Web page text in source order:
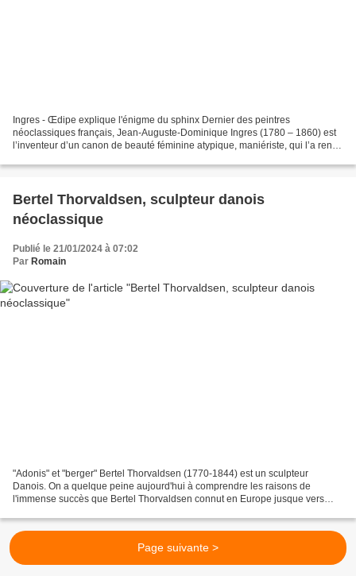
Ingres - Œdipe explique l'énigme du sphinx Dernier des peintres
néoclassiques français, Jean-Auguste-Dominique Ingres (1780 – 1860) est
l’inventeur d’un canon de beauté féminine atypique, maniériste, qui l’a rendu
Bertel Thorvaldsen, sculpteur danois
néoclassique
Publié le 21/01/2024 à 07:02
Par Romain
"Adonis" et "berger" Bertel Thorvaldsen (1770-1844) est un sculpteur
Danois. On a quelque peine aujourd'hui à comprendre les raisons de
l'immense succès que Bertel Thorvaldsen connut en Europe jusque vers
Page suivante >